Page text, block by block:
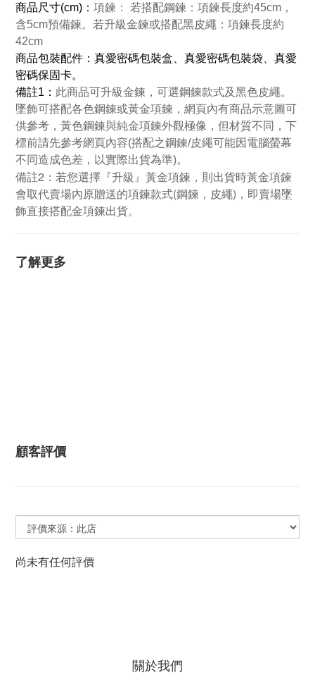
商品尺寸(cm)： 項鍊： 若搭配鋼鍊：項鍊長度約45cm，
含5cm預備鍊。若升級金鍊或搭配黑皮繩：項鍊長度約
42cm
商品包裝配件：真愛密碼包裝盒、真愛密碼包裝袋、真愛
密碼保固卡。
備註1： 此商品可升級金鍊，可選鋼鍊款式及黑色皮繩。
墜飾可搭配各色鋼鍊或黃金項鍊，網頁內有商品示意圖可
供參考，黃色鋼鍊與純金項鍊外觀極像，但材質不同，下
標前請先參考網頁內容(搭配之鋼鍊/皮繩可能因電腦螢幕
不同造成色差，以實際出貨為準)。
備註2：若您選擇『升級』黃金項鍊，則出貨時黃金項鍊
會取代賣場內原贈送的項鍊款式(鋼鍊，皮繩)，即賣場墜
飾直接搭配金項鍊出貨。
了解更多
顧客評價
尚未有任何評價
關於我們